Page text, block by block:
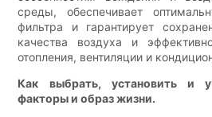
среды, обеспечивает
фильтра и гарантирует
качества воздуха и
отопления, вентиляции и
Как выбрать, установить и
факторы и образ жизни.